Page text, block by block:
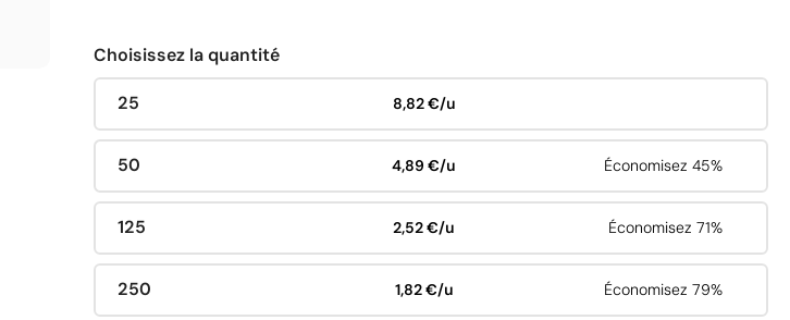
Choisissez la quantité
25 8,82 €/u
50 4,89 €/u Économisez 45%
125 2,52 €/u Économisez 71%
250 1,82 €/u Économisez 79%